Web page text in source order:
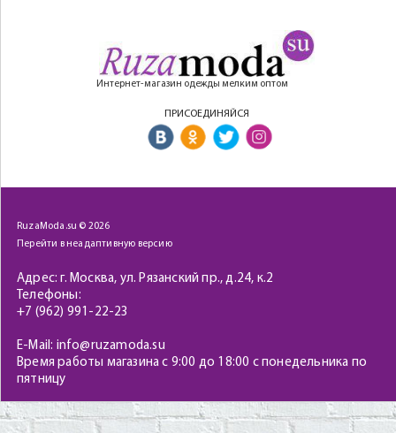
Интернет-магазин одежды мелким оптом
ПРИСОЕДИНЯЙСЯ
RuzaModa.su © 2026
Перейти в неадаптивную версию
Адрес: г. Москва, ул. Рязанский пр., д.24, к.2
Телефоны:
+7 (962) 991-22-23
E-Mail: info@ruzamoda.su
Время работы магазина с 9:00 до 18:00 с понедельника по
пятницу